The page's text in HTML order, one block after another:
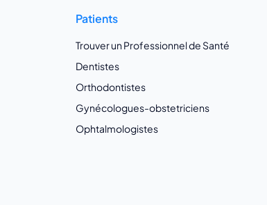
Patients
Trouver un Professionnel de Santé
Dentistes
Orthodontistes
Gynécologues-obstetriciens
Ophtalmologistes